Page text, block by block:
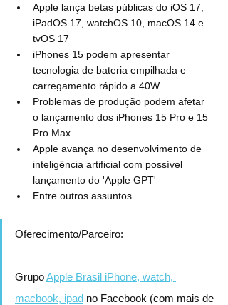
Apple lança betas públicas do iOS 17,
iPadOS 17, watchOS 10, macOS 14 e
tvOS 17
iPhones 15 podem apresentar
tecnologia de bateria empilhada e
carregamento rápido a 40W
Problemas de produção podem afetar
o lançamento dos iPhones 15 Pro e 15
Pro Max
Apple avança no desenvolvimento de
inteligência artificial com possível
lançamento do 'Apple GPT'
Entre outros assuntos
Oferecimento/Parceiro:
Grupo Apple Brasil iPhone, watch,
macbook, ipad no Facebook (com mais de